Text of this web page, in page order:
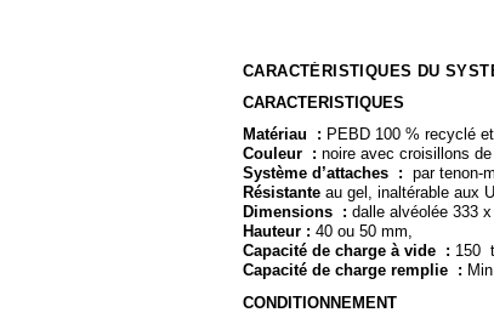
CARACTÉRISTIQUES DU
CARACTERISTIQUES
Matériau : PEBD 100 % recyclé
Couleur : noire avec croisillons
Système d’attaches : par tenon-
Résistante au gel, inaltérable aux
Dimensions : dalle alvéolée 333
Hauteur : 40 ou 50 mm,
Capacité de charge à vide : 150
Capacité de charge remplie :
CONDITIONNEMENT